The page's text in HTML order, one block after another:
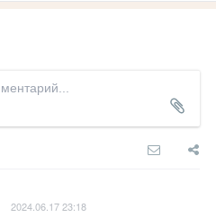
2024.06.17 23:18